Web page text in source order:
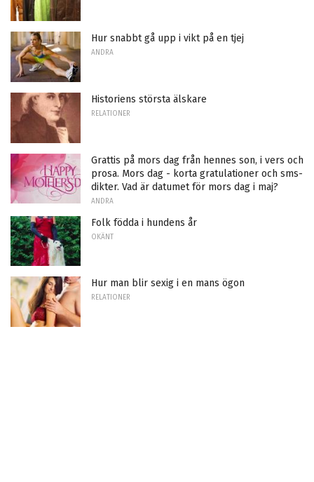
Hur snabbt gå upp i vikt på en tjej
ANDRA
Historiens största älskare
RELATIONER
Grattis på mors dag från hennes son, i vers och
prosa. Mors dag - korta gratulationer och sms-
dikter. Vad är datumet för mors dag i maj?
ANDRA
Folk födda i hundens år
OKÄNT
Hur man blir sexig i en mans ögon
RELATIONER